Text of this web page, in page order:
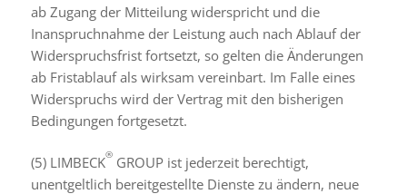
ab Zugang der Mitteilung widerspricht und die
Inanspruchnahme der Leistung auch nach Ablauf der
Widerspruchsfrist fortsetzt, so gelten die Änderungen
ab Fristablauf als wirksam vereinbart. Im Falle eines
Widerspruchs wird der Vertrag mit den bisherigen
Bedingungen fortgesetzt.
(5) LIMBECK®GROUP ist jederzeit berechtigt,
unentgeltlich bereitgestellte Dienste zu ändern, neue